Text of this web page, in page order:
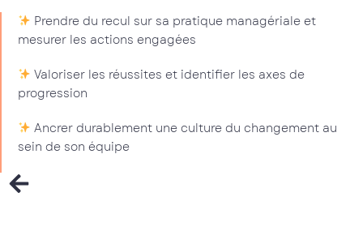
Prendre du recul sur sa pratique managériale et
mesurer les actions engagées
Valoriser les réussites et identifier les axes de
progression
Ancrer durablement une culture du changement au
sein de son équipe